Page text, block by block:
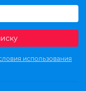
использования